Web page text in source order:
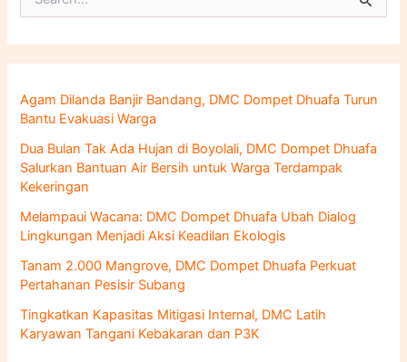
a
t
u
k
:
Agam Dilanda Banjir Bandang, DMC Dompet Dhuafa Turun
Bantu Evakuasi Warga
Dua Bulan Tak Ada Hujan di Boyolali, DMC Dompet Dhuafa
Salurkan Bantuan Air Bersih untuk Warga Terdampak
Kekeringan
Melampaui Wacana: DMC Dompet Dhuafa Ubah Dialog
Lingkungan Menjadi Aksi Keadilan Ekologis
Tanam 2.000 Mangrove, DMC Dompet Dhuafa Perkuat
Pertahanan Pesisir Subang
Tingkatkan Kapasitas Mitigasi Internal, DMC Latih
Karyawan Tangani Kebakaran dan P3K